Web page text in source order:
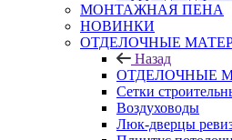
МОНТАЖНАЯ ПЕНА
НОВИНКИ
ОТДЕЛОЧНЫЕ
Назад
ОТДЕЛОЧНЫЕ
Сетки
Воздуховоды
Люк-дверцы